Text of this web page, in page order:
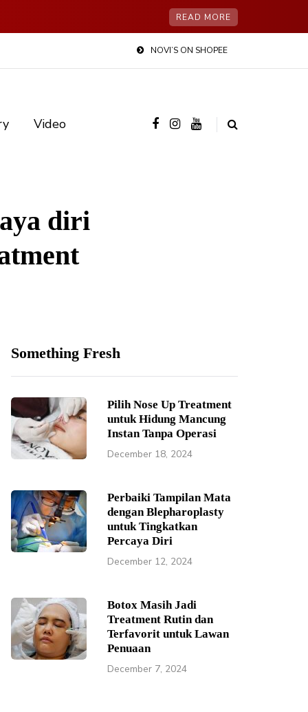
READ MORE
NOVI’S ON SHOPEE
Video
diri
Something Fresh
Pilih Nose Up Treatment
untuk Hidung Mancung
Instan Tanpa Operasi
December 18, 2024
Perbaiki Tampilan Mata
dengan Blepharoplasty
untuk Tingkatkan
Percaya Diri
December 12, 2024
Botox Masih Jadi
Treatment Rutin dan
Terfavorit untuk Lawan
Penuaan
December 7, 2024